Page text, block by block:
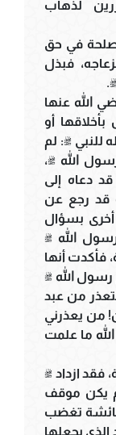
لذهاب
في حق
فبذل
الله عنها
أو
للنبي ﷺ: لم
الله ﷺ،
دعاه إلى
قد رجع عن
أخرى بسؤال
الله ﷺ
فأكدت أنها
رسول الله ﷺ
من عبد
من يعذرني
ما علمت
فقد ازداد ﷺ
يكن موقف
تغضب
الذي يجعلها